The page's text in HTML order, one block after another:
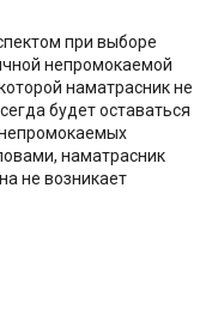
при выборе
непромокаемой
наматрасник не
будет оставаться
наматрасник
не возникает